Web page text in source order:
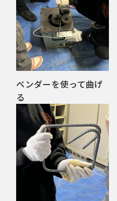
ベンダーを使って曲げ
る